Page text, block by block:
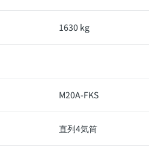
1630 kg
M20A-FKS
直列4気筒